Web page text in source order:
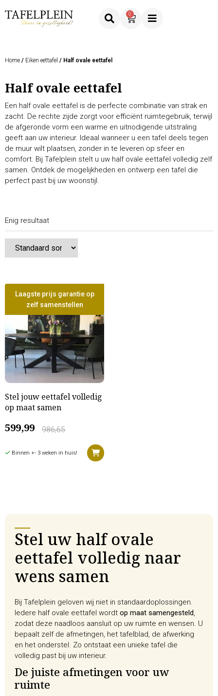
0
Home / Eiken eettafel / Half ovale eettafel
Half ovale eettafel
Een half ovale eettafel is de perfecte combinatie van strak en
zacht. De rechte zijde zorgt voor efficiënt ruimtegebruik, terwijl
de afgeronde vorm een warme en uitnodigende uitstraling
geeft aan uw interieur. Ideaal wanneer u een tafel deels tegen
de muur wilt plaatsen, zonder in te leveren op sfeer en
comfort. Bij Tafelplein stelt u uw half ovale eettafel volledig zelf
samen. Ontdek de mogelijkheden en ontwerp een tafel die
perfect past bij uw woonstijl.
Enig resultaat
Laagste prijs garantie op
zelf samenstellen
Stel jouw eettafel volledig
op maat samen
986,65
599,99
Binnen +- 3 weken in huis!
Stel uw half ovale
eettafel volledig naar
wens samen
Bij Tafelplein geloven wij niet in standaardoplossingen.
Iedere half ovale eettafel wordt op maat samengesteld,
zodat deze naadloos aansluit op uw ruimte en wensen. U
bepaalt zelf de afmetingen, het tafelblad, de afwerking
en het onderstel. Zo ontstaat een unieke tafel die
volledig past bij uw interieur.
De juiste afmetingen voor uw
ruimte